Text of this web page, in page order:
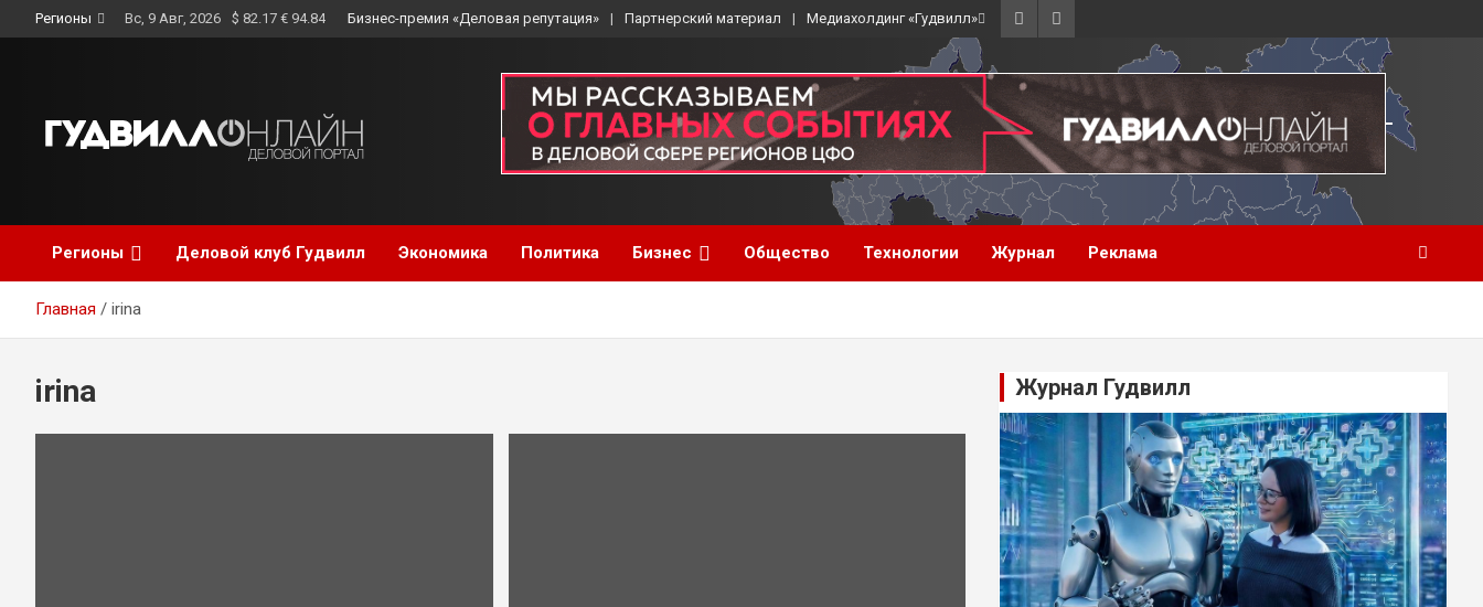
to
Регионы Вс, 9 Авг, 2026 $ 82.17 € 94.84 Бизнес-премия «Деловая репутация» Партнерский материал Медиахолдинг «Гудвилл»
Регионы Деловой клуб Гудвилл Экономика Политика Бизнес Общество Технологии Журнал Реклама
Главная irina
irina Журнал Гудвилл